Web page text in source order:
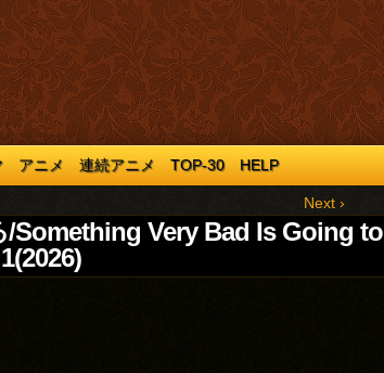
アニメ 連続アニメ TOP-30 HELP
Next ›
Something Very Bad Is Going to